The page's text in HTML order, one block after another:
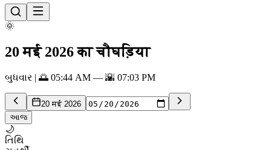
🌞
20 मई 2026 का चौघड़िया
બુધવાર | 🌅 05:44 AM — 🌇 07:03 PM
20 मई 2026
આજ
🌙
તિથિ